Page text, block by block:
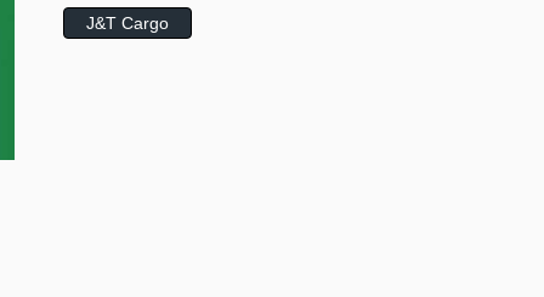
J&T Cargo